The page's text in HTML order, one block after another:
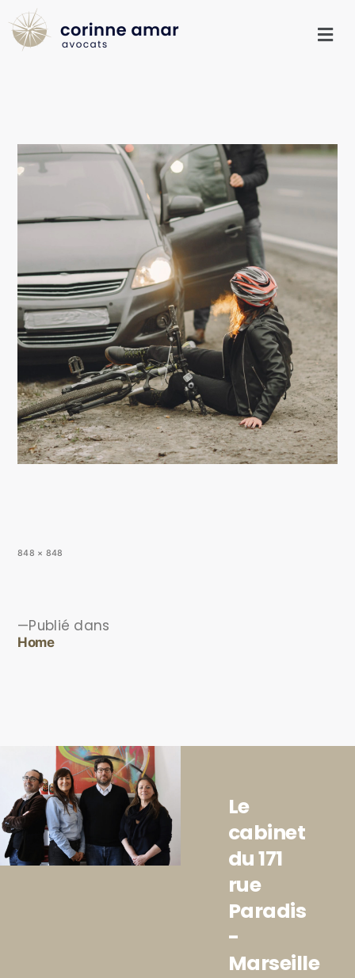
848 × 848
Publié dans
Home
Le
cabinet
du 171
rue
Paradis
-
Marseille